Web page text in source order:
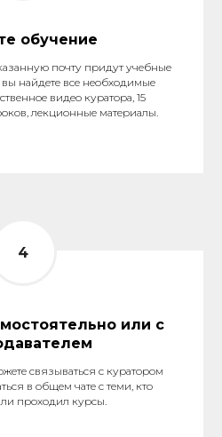
обучение
почту придут учебные
найдете все необходимые
видео куратора, 15
лекционные материалы.
или с
связываться с куратором
в общем чате с теми, кто
проходил курсы.